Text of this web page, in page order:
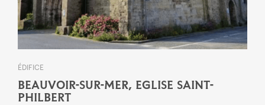
ÉDIFICE
BEAUVOIR-SUR-MER, EGLISE SAINT-
PHILBERT